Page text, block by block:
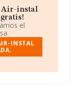
está
de
de
Código es
y/o
Breton núm. 7
Air-instal
el
INSTAL